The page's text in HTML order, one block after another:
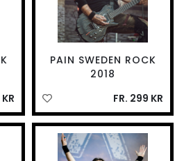
PAIN SWEDEN ROCK
2018
FR. 299 KR